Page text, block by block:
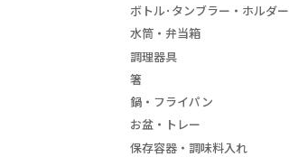
ボトル･タンブラー・ホルダー
水筒・弁当箱
調理器具
箸
鍋・フライパン
お盆・トレー
保存容器・調味料入れ